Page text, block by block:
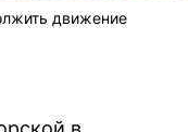
движение